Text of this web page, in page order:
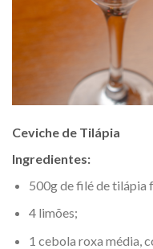
Ceviche de Tilápia
Ingredientes:
500g de filé de tilápia
4 limões;
1 cebola roxa média,